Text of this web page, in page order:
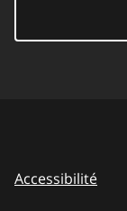
Accessibilité